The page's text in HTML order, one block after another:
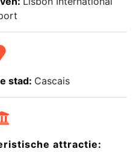
stad: Cascais
attractie: